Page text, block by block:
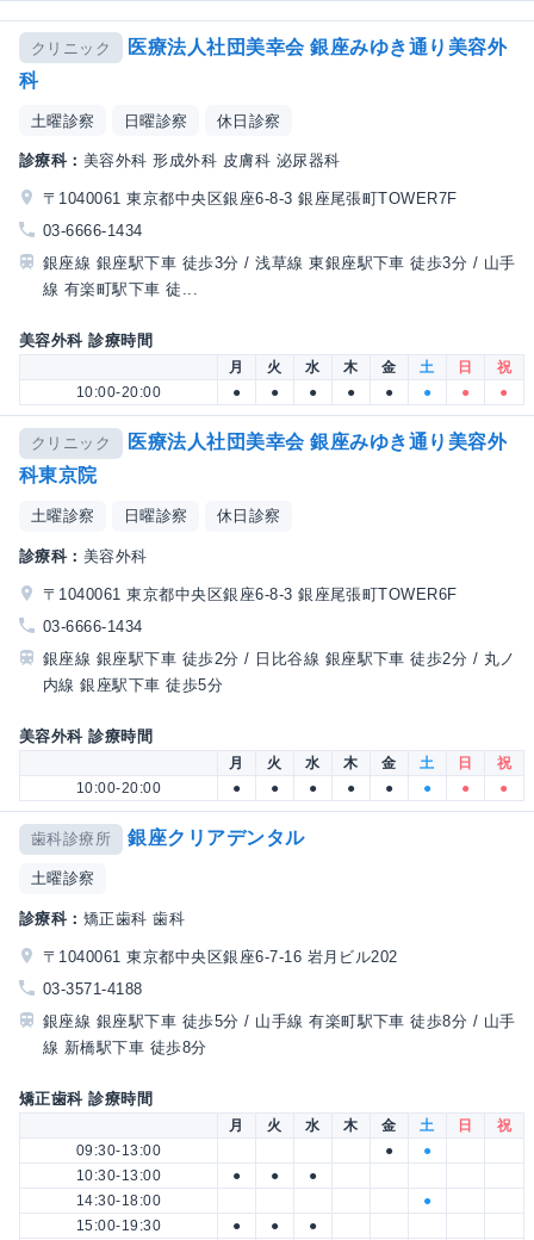
クリニック
医療法人社団美幸会 銀座みゆき通り美容外
科
土曜診察 日曜診察 休日診察
診療科： 美容外科 形成外科 皮膚科 泌尿器科
〒1040061 東京都中央区銀座6-8-3 銀座尾張町TOWER7F
03-6666-1434
銀座線 銀座駅下車 徒歩3分 / 浅草線 東銀座駅下車 徒歩3分 / 山手
線 有楽町駅下車 徒...
美容外科 診療時間
月 火 水 木 金 土 日
祝
10:00-20:00
● ● ● ● ● ● ● ●
クリニック
医療法人社団美幸会 銀座みゆき通り美容外
科東京院
土曜診察 日曜診察 休日診察
診療科： 美容外科
〒1040061 東京都中央区銀座6-8-3 銀座尾張町TOWER6F
03-6666-1434
銀座線 銀座駅下車 徒歩2分 / 日比谷線 銀座駅下車 徒歩2分 / 丸ノ
内線 銀座駅下車 徒歩5分
美容外科 診療時間
月 火 水 木 金 土 日
祝
10:00-20:00
● ● ● ● ● ● ● ●
歯科診療所 銀座クリアデンタル
土曜診察
診療科： 矯正歯科 歯科
〒1040061 東京都中央区銀座6-7-16 岩月ビル202
03-3571-4188
銀座線 銀座駅下車 徒歩5分 / 山手線 有楽町駅下車 徒歩8分 / 山手
線 新橋駅下車 徒歩8分
矯正歯科 診療時間
月 火 水 木 金 土 日
祝
09:30-13:00
●
●
10:30-13:00
● ●
●
14:30-18:00
●
15:00-19:30
● ●
●